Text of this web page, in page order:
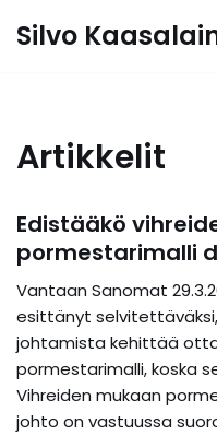
Silvo
Artikkelit
Edistääkö
pormestarimalli
Vantaan Sanomat
esittänyt
johtamista kehittää
pormestarimalli, koska
Vihreiden mukaan
johto on vastuussa